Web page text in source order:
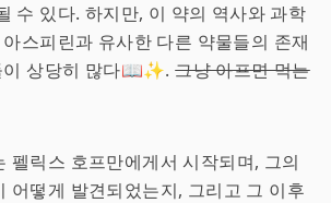
수 있다. 하지만, 이 약의 역사와 과학
스피린과 유사한 다른 약물들의 존재
이 상당히 많다📖✨.그냥 아프면 먹는
펠릭스 호프만에게서 시작되며, 그의
어떻게 발견되었는지, 그리고 그 이후